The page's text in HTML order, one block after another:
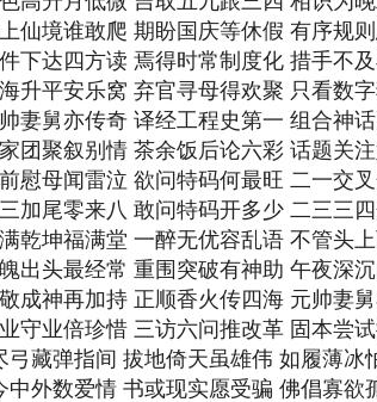
仙境谁敢爬 期盼国庆等休假 有序规
下达四方读 焉得时常制度化 措手不
升平安乐窝 弃官寻母得欢聚 只看数
妻舅亦传奇 译经工程史第一 组合神
团聚叙别情 茶余饭后论六彩 话题关
慰母闻雷泣 欲问特码何最旺 二一交
加尾零来八 敢问特码开多少 二三三
乾坤福满堂 一醉无优容乱语 不管头上
出头最经常 重围突破有神助 午夜深
成神再加持 正顺香火传四海 元帅妻
守业倍珍惜 三访六问推改革 固本尝
藏弹指间 拔地倚天虽雄伟 如履薄冰
外数爱情 书或现实愿受骗 佛倡寡欲